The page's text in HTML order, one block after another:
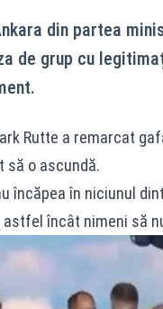
din partea
de grup cu
Rutte a remarcat
să o ascundă.
încăpea în niciunul
încât nimeni să